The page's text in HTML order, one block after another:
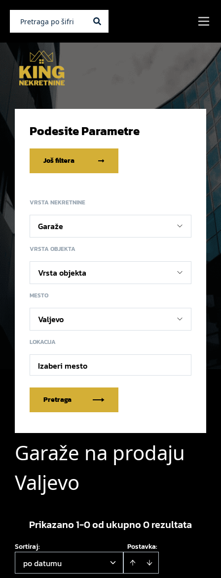
Podesite Parametre
Još filtera
VRSTA NEKRETNINE
VRSTA OBJEKTA
MESTO
LOKACIJA
Izaberi mesto
Pretraga
Garaže na prodaju
Valjevo
Prikazano 1-0 od ukupno 0 rezultata
Postavka:
Sortiraj:
po datumu